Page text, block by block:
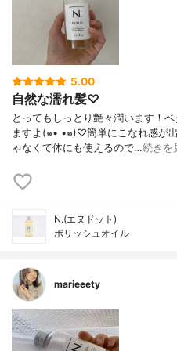
5.00
自然な濡れ髪♡
とってもしっとり艶々潤います！
ますよ(๑• •๑)♡︎簡単にこなれ感が
ゃなくて体にも使えるので…続きを
N.(エヌドット)
ポリッシュオイル
marieeety